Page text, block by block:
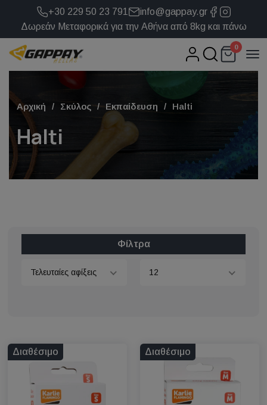
+30 229 50 23 791
info@gappay.gr
Δωρεάν Μεταφορικά για την Αθήνα από 8kg και πάνω
0
Αρχική Σκύλος Εκπαίδευση Halti
Halti
Φίλτρα
Τελευταίες αφίξεις 12
Διαθέσιμο Διαθέσιμο